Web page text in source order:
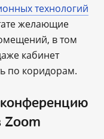
технологий
желающие
в том
кабинет
по коридорам.
Zoom